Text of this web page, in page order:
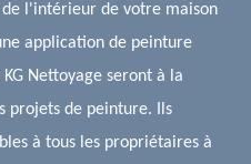
l'intérieur de votre maison
application de peinture
Nettoyage seront à la
projets de peinture. Ils
à tous les propriétaires à